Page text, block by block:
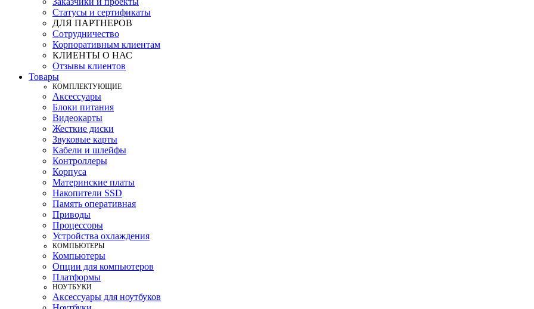
Статусы и сертификаты
ДЛЯ ПАРТНЕРОВ
Сотрудничество
Корпоративным клиентам
КЛИЕНТЫ О НАС
Отзывы клиентов
Товары
КOМПЛЕКТУЮЩИЕ
Аксессуары
Блоки питания
Видеокарты
Жесткие диски
Звуковые карты
Кабели и шлейфы
Контроллеры
Корпуса
Материнские платы
Накопители SSD
Память оперативная
Приводы
Процессоры
Устройства охлаждения
КОМПЬЮТЕРЫ
Компьютеры
Опции для компьютеров
Платформы
НОУТБУКИ
Аксессуары для ноутбуков